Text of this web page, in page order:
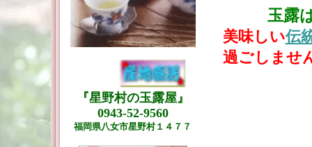
『星野村の玉露屋』
0943-52-9560
福岡県八女市星野村１４７７
玉露
美味しい伝
過ごしませ